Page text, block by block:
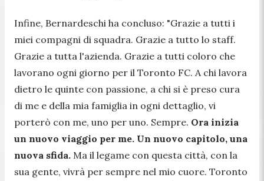
Infine, Bernardeschi ha concluso: "Grazie a tutti i
miei compagni di squadra. Grazie a tutto lo staff.
Grazie a tutta l'azienda. Grazie a tutti coloro che
lavorano ogni giorno per il Toronto FC. A chi lavora
dietro le quinte con passione, a chi si è preso cura
di me e della mia famiglia in ogni dettaglio, vi
porterò con me, uno per uno. Sempre. Ora inizia
un nuovo viaggio per me. Un nuovo capitolo, una
nuova sfida. Ma il legame con questa città, con la
sua gente, vivrà per sempre nel mio cuore. Toronto